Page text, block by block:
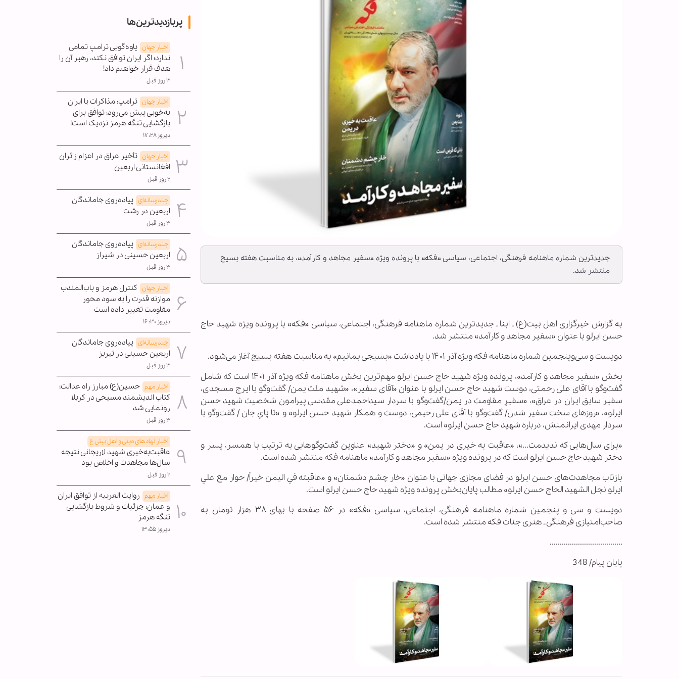
جدیدترین شماره ماهنامه فرهنگی، اجتماعی، سیاسی «فکه» با پرونده ویژه «سفیر مجاهد و کارآمد»، به مناسبت هفته بسیج
منتشر شد.
به گزارش خبرگزاری اهل بیت(ع) ـ ابنا ـ جدیدترین شماره ماهنامه فرهنگی، اجتماعی، سیاسی «فکه» با پرونده ویژه شهید حاج
حسن ایرلو با عنوان «سفیر مجاهد و کارآمد» منتشر شد.
دویست و سی‌وپنجمین شماره ماهنامه فکه ویژه آذر ۱۴۰۱ با یادداشت «بسیجی بمانیم» به مناسبت هفته بسیج آغاز می‌شود.
بخش «سفیر مجاهد و کارآمد»، پرونده ویژه شهید حاج حسن ایرلو مهم‌ترین بخش ماهنامه فکه ویژه آذر ۱۴۰۱ است که شامل
گفت‌و‌گو با آقای علی رحمتی، دوست شهید حاج حسن ایرلو با عنوان «آقای سفیر»، «شهید ملت یمن/ گفت‌و‌گو با ایرج مسجدی،
سفیر سابق ایران در عراق»، «سفیرِ مقاومت در یمن/گفت‌و‌گو با سردار سیداحمدعلی مقدسی پیرامون شخصیت شهید حسن
ایرلو»، «روزهای سخت سفیر شدن/ گفت‌و‌گو با آقای علی رحیمی، دوست و همکار شهید حسن ایرلو» و «تا پایِ جان / گفت‌وگو‌ با
سردار مهدی ایرانمنش، درباره شهید حاج حسن ایرلو» است.
«برای سال‌هایی که ندیدمت...»، «عاقبت به خیری در یمن» و «دختر شهید» عناوین گفت‌و‌گوهایی به ترتیب با همسر، پسر و
دختر شهید حاج حسن ایرلو است که در پرونده ویژه «سفیر مجاهد و کارآمد» ماهنامه فکه منتشر شده است.
بازتاب مجاهدت‌های حسن ایرلو در فضای مجازی جهانی با عنوان «خار چشم دشمنان» و «عاقبته في اليمن خيراً/ حوار مع علي
ايرلو نجل الشهيد الحاج حسن ايرلو» مطالب پایان‌بخش پرونده ویژه شهید حاج حسن ایرلو است.
دویست و سی و پنجمین شماره ماهنامه فرهنگی، اجتماعی، سیاسی «فکه» در ۵۶ صفحه با بهای ۳۸ هزار تومان به
صاحب‌امتیازی فرهنگی ـ هنری جنات فکه منتشر شده است.
....................................
پایان پیام/ 348
پربازدیدترین‌ها
اخبار جهان یاوه‌گویی ترامپ تمامی
ندارد؛ اگر ایران توافق نکند، رهبر آن را
هدف قرار خواهیم داد!
۳ روز قبل
اخبار جهان ترامپ: مذاکرات با ایران
به‌خوبی پیش می‌رود؛ توافق برای
بازگشایی تنگه هرمز نزدیک است!
دیروز ۱۷:۲۸
اخبار جهان تأخیر عراق در اعزام زائران
افغانستانی اربعین
۲ روز قبل
چندرسانه‌ای پیاده‌روی جاماندگان
اربعین در رشت
۳ روز قبل
چندرسانه‌ای پیاده‌روی جاماندگان
اربعین حسینی در شیراز
۳ روز قبل
اخبار جهان کنترل هرمز و باب‌المندب
موازنه قدرت را به سود محور
مقاومت تغییر داده است
دیروز ۱۶:۳۰
چندرسانه‌ای پیاده‌روی جاماندگان
اربعین حسینی در تبریز
۳ روز قبل
اخبار مهم حسین(ع) مبارز راه عدالت؛
کتاب اندیشمند مسیحی در کربلا
رونمایی شد
۳ روز قبل
اخبار نهادهای دینی و اهل بیتی ع
عاقبت‌به‌خیری شهید لاریجانی نتیجه
سال‌ها مجاهدت و اخلاص بود
۲ روز قبل
اخبار مهم روایت العربیه از توافق ایران
و عمان؛ جزئیات و شروط بازگشایی
تنگه هرمز
دیروز ۱۳:۵۵